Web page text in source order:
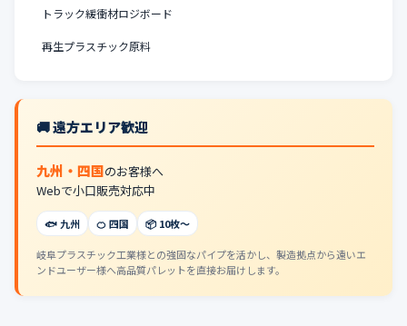
トラック緩衝材ロジボード
再生プラスチック原料
🚚 遠方エリア歓迎
九州・四国のお客様へ
Webで小口販売対応中
🐟 九州 🍊 四国 📦 10枚〜
岐阜プラスチック工業様との強固なパイプを活かし、製造拠点から遠いエ
ンドユーザー様へ高品質パレットを直接お届けします。